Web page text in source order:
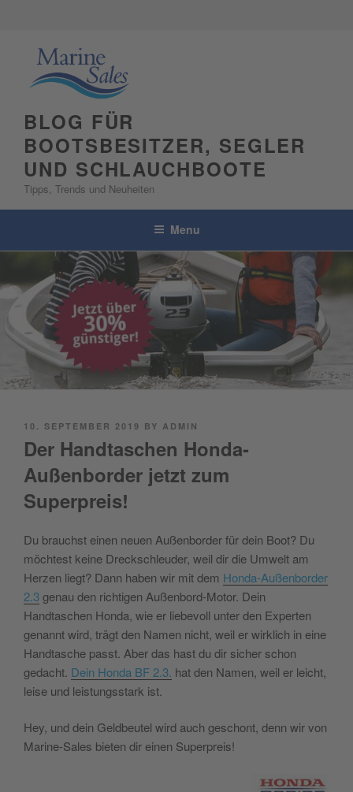
BLOG FÜR
BOOTSBESITZER, SEGLER
UND SCHLAUCHBOOTE
Tipps, Trends und Neuheiten
Menu
POSTED
ON
10. SEPTEMBER 2019 BY ADMIN
Der Handtaschen Honda-
Außenborder jetzt zum
Superpreis!
Du brauchst einen neuen Außenborder für dein Boot? Du
möchtest keine Dreckschleuder, weil dir die Umwelt am
Herzen liegt? Dann haben wir mit dem Honda-Außenborder
2.3genau den richtigen Außenbord-Motor. Dein
Handtaschen Honda, wie er liebevoll unter den Experten
genannt wird, trägt den Namen nicht, weil er wirklich in eine
Handtasche passt. Aber das hast du dir sicher schon
gedacht. Dein Honda BF 2.3. hat den Namen, weil er leicht,
leise und leistungsstark ist.
Hey, und dein Geldbeutel wird auch geschont, denn wir von
Marine-Sales bieten dir einen Superpreis!